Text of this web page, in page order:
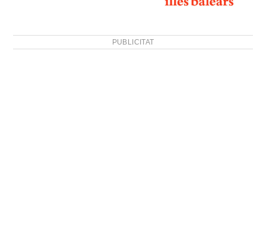
PUBLICITAT